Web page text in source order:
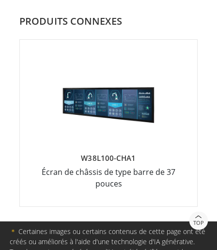
PRODUITS CONNEXES
W38L100-CHA1
Écran de châssis de type barre de 37
pouces
TOP
＊ Certaines images ou certains contenus de cette page ont été
créés ou améliorés à l'aide d'une technologie d'IA générative.